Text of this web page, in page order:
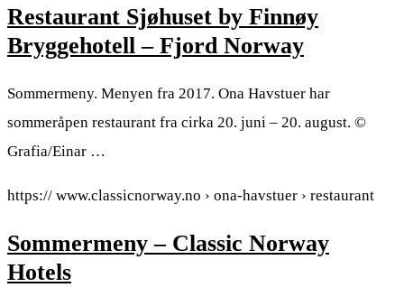
Restaurant Sjøhuset by Finnøy
Bryggehotell – Fjord Norway
Sommermeny. Menyen fra 2017. Ona Havstuer har
sommeråpen restaurant fra cirka 20. juni – 20. august. ©
Grafia/Einar …
https:// www.classicnorway.no › ona-havstuer › restaurant
Sommermeny – Classic Norway
Hotels